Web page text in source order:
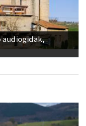
audiogidak,